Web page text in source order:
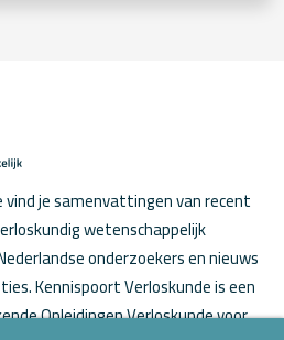
vind je samenvattingen van recent
wetenschappelijk
onderzoekers en nieuws
Kennispoort Verloskunde is een
Opleidingen Verloskunde voor